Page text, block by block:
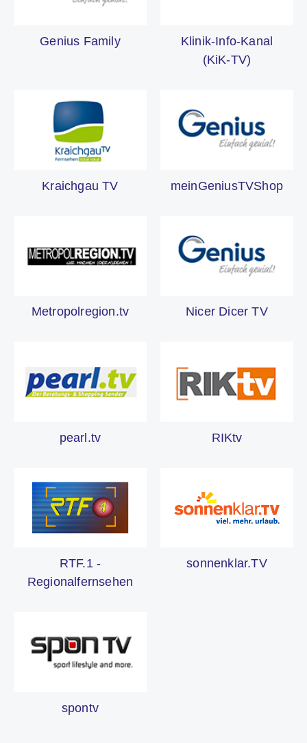
Genius Family
Klinik-Info-Kanal
(KiK-TV)
Kraichgau TV meinGeniusTVShop
Metropolregion.tv Nicer Dicer TV
pearl.tv RIKtv
RTF.1 -
Regionalfernsehen
sonnenklar.TV
spontv